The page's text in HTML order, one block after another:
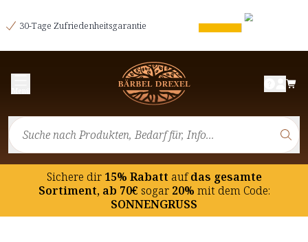
30-Tage Zufriedenheitsgarantie
Sichere dir15% Rabatt aufdas gesamte
Sortiment, ab 70€ sogar20% mit dem Code:
SONNENGRUSS